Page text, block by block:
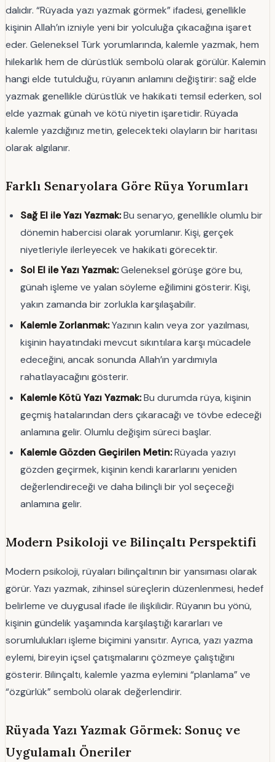
dalıdır. “Rüyada yazı yazmak görmek” ifadesi, genellikle
kişinin Allah’ın izniyle yeni bir yolculuğa çıkacağına işaret
eder. Geleneksel Türk yorumlarında, kalemle yazmak, hem
hilekarlık hem de dürüstlük sembolü olarak görülür. Kalemin
hangi elde tutulduğu, rüyanın anlamını değiştirir: sağ elde
yazmak genellikle dürüstlük ve hakikati temsil ederken, sol
elde yazmak günah ve kötü niyetin işaretidir. Rüyada
kalemle yazdığınız metin, gelecekteki olayların bir haritası
olarak algılanır.
Farklı Senaryolara Göre Rüya Yorumları
Sağ El ile Yazı Yazmak:Bu senaryo, genellikle olumlu bir
dönemin habercisi olarak yorumlanır. Kişi, gerçek
niyetleriyle ilerleyecek ve hakikati görecektir.
Sol El ile Yazı Yazmak:Geleneksel görüşe göre bu,
günah işleme ve yalan söyleme eğilimini gösterir. Kişi,
yakın zamanda bir zorlukla karşılaşabilir.
Kalemle Zorlanmak:Yazının kalın veya zor yazılması,
kişinin hayatındaki mevcut sıkıntılara karşı mücadele
edeceğini, ancak sonunda Allah’ın yardımıyla
rahatlayacağını gösterir.
Kalemle Kötü Yazı Yazmak:Bu durumda rüya, kişinin
geçmiş hatalarından ders çıkaracağı ve tövbe edeceği
anlamına gelir. Olumlu değişim süreci başlar.
Kalemle Gözden Geçirilen Metin:Rüyada yazıyı
gözden geçirmek, kişinin kendi kararlarını yeniden
değerlendireceği ve daha bilinçli bir yol seçeceği
anlamına gelir.
Modern Psikoloji ve Bilinçaltı Perspektifi
Modern psikoloji, rüyaları bilinçaltının bir yansıması olarak
görür. Yazı yazmak, zihinsel süreçlerin düzenlenmesi, hedef
belirleme ve duygusal ifade ile ilişkilidir. Rüyanın bu yönü,
kişinin gündelik yaşamında karşılaştığı kararları ve
sorumlulukları işleme biçimini yansıtır. Ayrıca, yazı yazma
eylemi, bireyin içsel çatışmalarını çözmeye çalıştığını
gösterir. Bilinçaltı, kalemle yazma eylemini “planlama” ve
“özgürlük” sembolü olarak değerlendirir.
Rüyada Yazı Yazmak Görmek: Sonuç ve
Uygulamalı Öneriler